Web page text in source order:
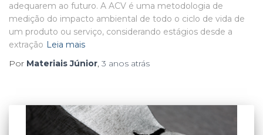
adequarem ao futuro. A ACV é uma metodologia de
medição do impacto ambiental de todo o ciclo de vida de
um produto ou serviço, considerando estágios desde a
extração Leia mais
Por Materiais Júnior, 3 anos atrás